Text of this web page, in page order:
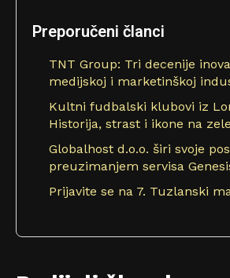
Preporučeni članci
TNT Group: Tri decenije
medijskoj i marketinškoj
Kultni fudbalski klubovi iz
Historija, strast i ikone na
Globalhost d.o.o. širi svoje
preuzimanjem servisa
Prijavite se na 7. Tuzlanski